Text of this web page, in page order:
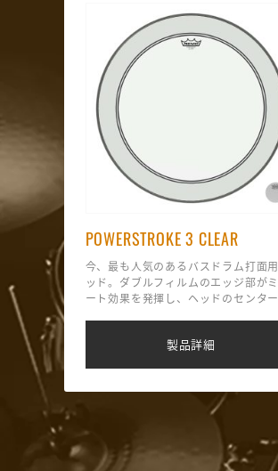
POWERSTROKE 3 CLEAR
今、最も人気のあるバスドラム打面
ッド。ダブルフィルムのエッジ部が
ート効果を発揮し、ヘッドのセンタ
のサウンドが得られる。
製品詳細